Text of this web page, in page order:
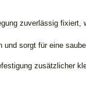
zuverlässig fixiert,
sorgt für eine
zusätzlicher